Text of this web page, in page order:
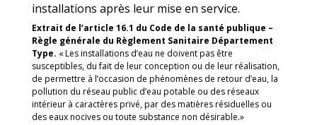
installations après leur mise en service.
Extrait de l’article 16.1 du Code de la santé publique –
Règle générale du Règlement Sanitaire Département
Type. « Les installations d’eau ne doivent pas être
susceptibles, du fait de leur conception ou de leur réalisation,
de permettre à l’occasion de phénomènes de retour d’eau, la
pollution du réseau public d’eau potable ou des réseaux
intérieur à caractères privé, par des matières résiduelles ou
des eaux nocives ou toute substance non désirable.»